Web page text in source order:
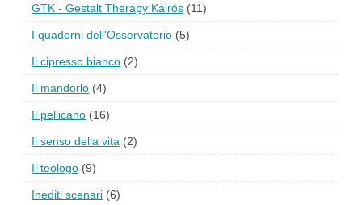
GTK - Gestalt Therapy Kairós (11)
I quaderni dell'Osservatorio (5)
Il cipresso bianco (2)
Il mandorlo (4)
Il pellicano (16)
Il senso della vita (2)
Il teologo (9)
Inediti scenari (6)